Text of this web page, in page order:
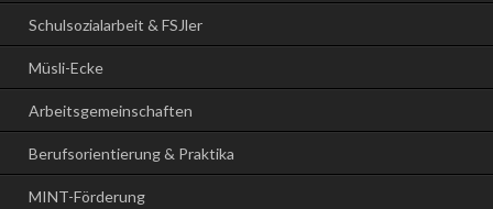
Schulsozialarbeit & FSJler
Müsli-Ecke
Arbeitsgemeinschaften
Berufsorientierung & Praktika
MINT-Förderung